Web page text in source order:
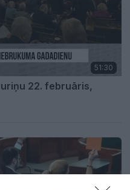
51:30
22. februāris,